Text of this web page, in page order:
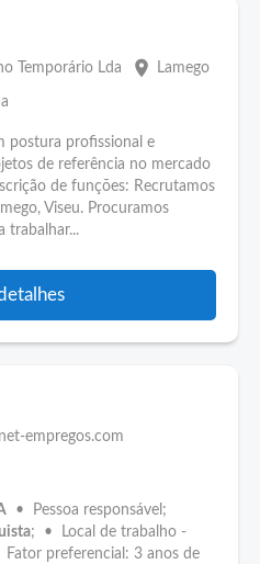
Temporário Lda place Lamego
postura profissional e
de referência no mercado
de funções: Recrutamos
Viseu. Procuramos
trabalhar...
net-empregos.com
• Pessoa responsável;
; • Local de trabalho -
preferencial: 3 anos de